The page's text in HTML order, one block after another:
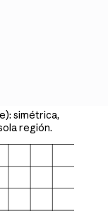
simétrica,
región.